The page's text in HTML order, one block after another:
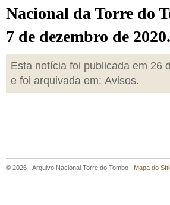
Nacional da Torre do
7 de dezembro de 2020.
Esta notícia foi publicada em 26
e foi arquivada em: Avisos.
© 2026 - Arquivo Nacional Torre do Tombo | Mapa do